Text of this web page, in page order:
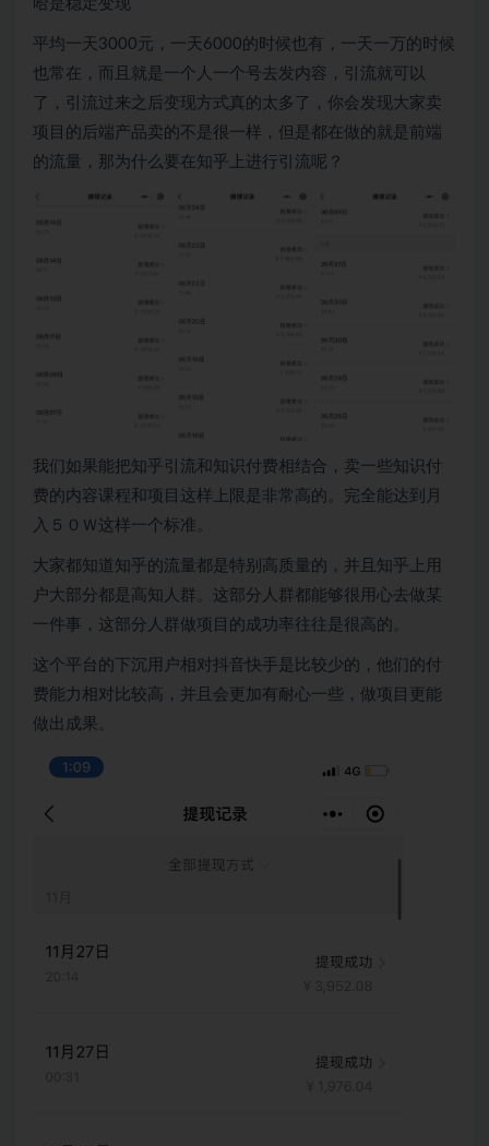
哈是稳定变现
平均一天3000元，一天6000的时候也有，一天一万的时候
也常在，而且就是一个人一个号去发内容，引流就可以
了，引流过来之后变现方式真的太多了，你会发现大家卖
项目的后端产品卖的不是很一样，但是都在做的就是前端
的流量，那为什么要在知乎上进行引流呢？
我们如果能把知乎引流和知识付费相结合，卖一些知识付
费的内容课程和项目这样上限是非常高的。完全能达到月
入５０Ｗ这样一个标准。
大家都知道知乎的流量都是特别高质量的，并且知乎上用
户大部分都是高知人群。这部分人群都能够很用心去做某
一件事，这部分人群做项目的成功率往往是很高的。
这个平台的下沉用户相对抖音快手是比较少的，他们的付
费能力相对比较高，并且会更加有耐心一些，做项目更能
做出成果。